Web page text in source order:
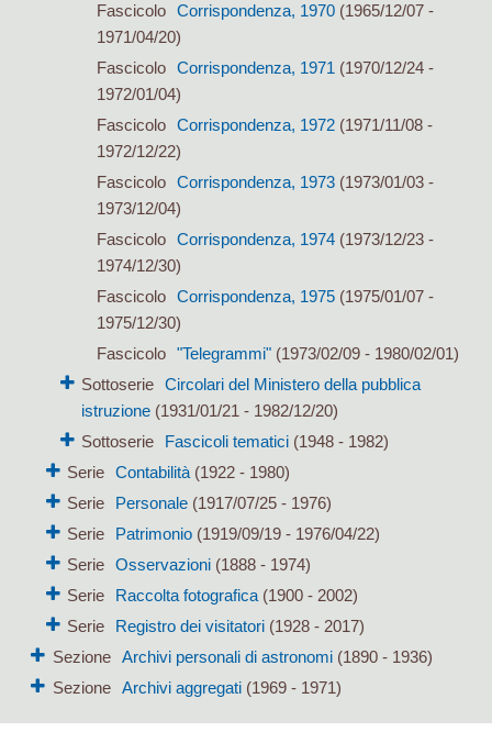
Fascicolo
Corrispondenza, 1970(1965/12/07 -
1971/04/20)
Fascicolo
Corrispondenza, 1971 (1970/12/24 -
1972/01/04)
Fascicolo
Corrispondenza, 1972(1971/11/08 -
1972/12/22)
Fascicolo
Corrispondenza, 1973(1973/01/03 -
1973/12/04)
Fascicolo
Corrispondenza, 1974(1973/12/23 -
1974/12/30)
Fascicolo
Corrispondenza, 1975(1975/01/07 -
1975/12/30)
Fascicolo
"Telegrammi"(1973/02/09 - 1980/02/01)
Sottoserie
Circolari del Ministero della pubblica
istruzione (1931/01/21 - 1982/12/20)
Sottoserie
Fascicoli tematici (1948 - 1982)
Serie Contabilità(1922 - 1980)
Serie
Personale(1917/07/25 - 1976)
Serie
Patrimonio(1919/09/19 - 1976/04/22)
Serie Osservazioni(1888 - 1974)
Serie
Raccolta fotografica(1900 - 2002)
Serie
Registro dei visitatori(1928 - 2017)
Sezione
Archivi personali di astronomi(1890 - 1936)
Sezione
Archivi aggregati(1969 - 1971)